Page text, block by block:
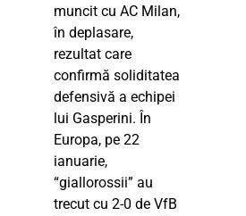
muncit cu AC Milan,
în deplasare,
rezultat care
confirmă soliditatea
defensivă a echipei
lui Gasperini. În
Europa, pe 22
ianuarie,
“giallorossii” au
trecut cu 2-0 de VfB